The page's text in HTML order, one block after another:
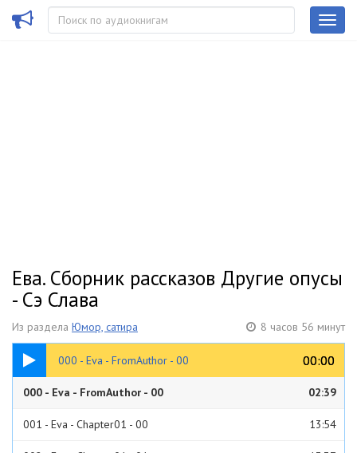
Ева. Сборник рассказов Другие опусы
- Сэ Слава
Из раздела Юмор, сатира 8 часов 56 минут
000 - Eva - FromAuthor - 00 00:00
00:00
02:39
000 - Eva - FromAuthor - 00 02:39
001 - Eva - Chapter01 - 00 13:54